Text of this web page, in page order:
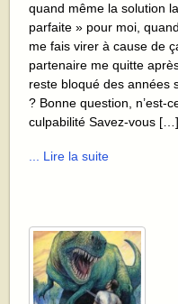
quand même la solution
parfaite » pour moi,
me fais virer à cause de
partenaire me quitte
reste bloqué des années
? Bonne question, n’est-
culpabilité Savez-vous […]
... Lire la suite